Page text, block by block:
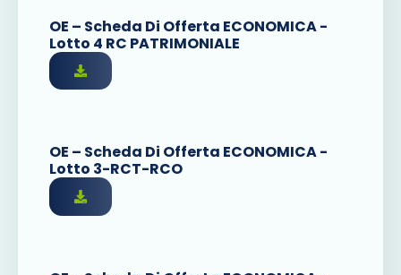
OE – Scheda Di Offerta ECONOMICA -
Lotto 4 RC PATRIMONIALE
OE – Scheda Di Offerta ECONOMICA -
Lotto 3-RCT-RCO